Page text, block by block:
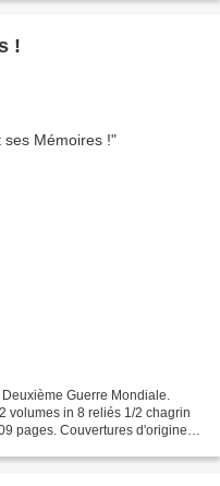
!
Guerre Mondiale.
volumes in 8 reliés 1/2 chagrin
pages. Couvertures d'origine